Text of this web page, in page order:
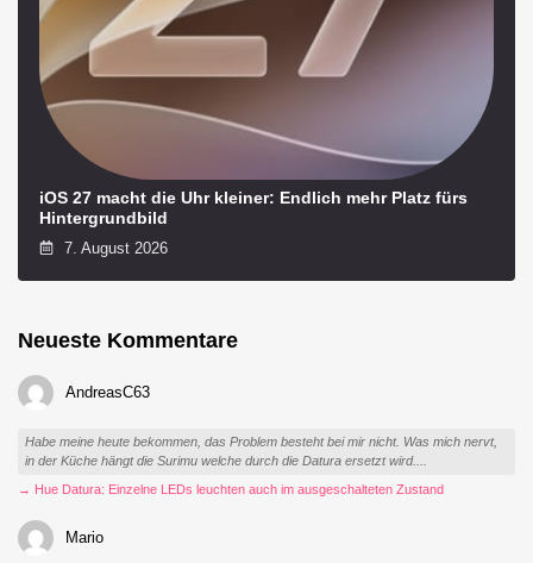
iOS 27 macht die Uhr kleiner: Endlich mehr Platz fürs
Hintergrundbild
7. August 2026
Neueste Kommentare
AndreasC63
Habe meine heute bekommen, das Problem besteht bei mir nicht. Was mich nervt,
in der Küche hängt die Surimu welche durch die Datura ersetzt wird....
→ Hue Datura: Einzelne LEDs leuchten auch im ausgeschalteten Zustand
Mario